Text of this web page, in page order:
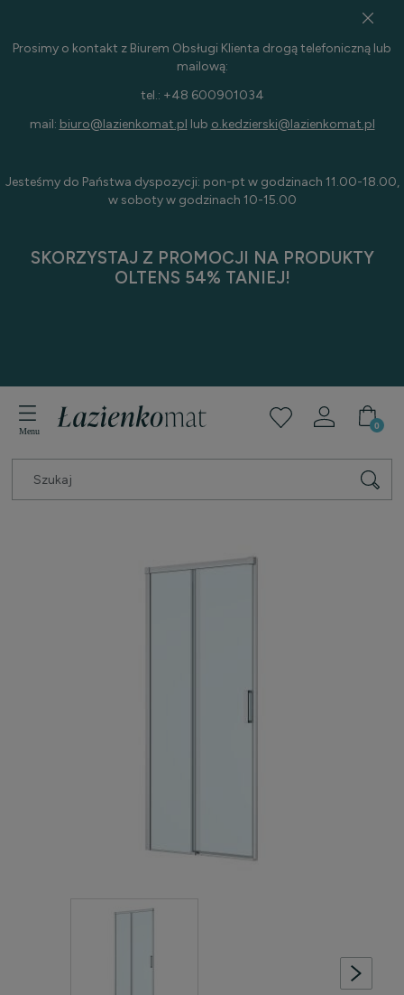
Prosimy o kontakt z Biurem Obsługi Klienta drogą telefoniczną lub
mailową:
tel.: +48 600901034
mail: biuro@lazienkomat.pl lub o.kedzierski@lazienkomat.pl
Jesteśmy do Państwa dyspozycji: pon-pt w godzinach 11.00-18.00,
w soboty w godzinach 10-15.00
SKORZYSTAJ Z PROMOCJI NA PRODUKTY
OLTENS 54% TANIEJ!